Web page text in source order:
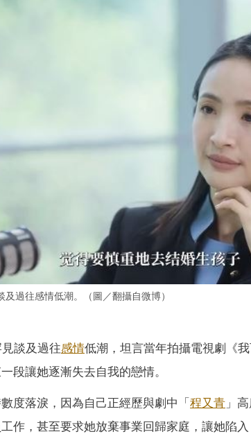
過往感情低潮。（圖／翻攝自微博）
談及過往感情低潮，坦言當年拍攝電視劇《
段讓她逐漸失去自我的戀情。
度落淚，因為自己正經歷與劇中「 程又青 」
作，甚至要求她放棄事業回歸家庭，讓她陷